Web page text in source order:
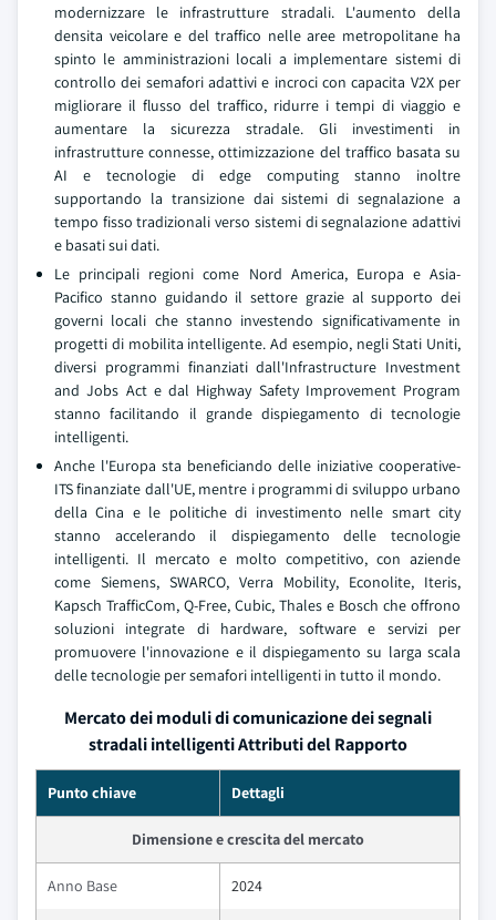
modernizzare le infrastrutture stradali. L'aumento della
densita veicolare e del traffico nelle aree metropolitane ha
spinto le amministrazioni locali a implementare sistemi di
controllo dei semafori adattivi e incroci con capacita V2X per
migliorare il flusso del traffico, ridurre i tempi di viaggio e
aumentare la sicurezza stradale. Gli investimenti in
infrastrutture connesse, ottimizzazione del traffico basata su
AI e tecnologie di edge computing stanno inoltre
supportando la transizione dai sistemi di segnalazione a
tempo fisso tradizionali verso sistemi di segnalazione adattivi
e basati sui dati.
Le principali regioni come Nord America, Europa e Asia-
Pacifico stanno guidando il settore grazie al supporto dei
governi locali che stanno investendo significativamente in
progetti di mobilita intelligente. Ad esempio, negli Stati Uniti,
diversi programmi finanziati dall'Infrastructure Investment
and Jobs Act e dal Highway Safety Improvement Program
stanno facilitando il grande dispiegamento di tecnologie
intelligenti.
Anche l'Europa sta beneficiando delle iniziative cooperative-
ITS finanziate dall'UE, mentre i programmi di sviluppo urbano
della Cina e le politiche di investimento nelle smart city
stanno accelerando il dispiegamento delle tecnologie
intelligenti. Il mercato e molto competitivo, con aziende
come Siemens, SWARCO, Verra Mobility, Econolite, Iteris,
Kapsch TrafficCom, Q-Free, Cubic, Thales e Bosch che offrono
soluzioni integrate di hardware, software e servizi per
promuovere l'innovazione e il dispiegamento su larga scala
delle tecnologie per semafori intelligenti in tutto il mondo.
Mercato dei moduli di comunicazione dei segnali
stradali intelligenti Attributi del Rapporto
Punto chiave Dettagli
Dimensione e crescita del mercato
Anno Base 2024